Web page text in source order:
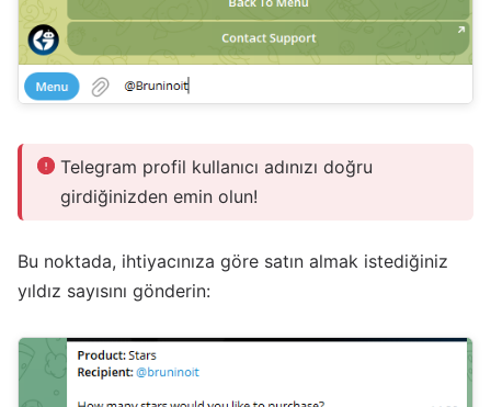
Telegram profil kullanıcı adınızı doğru
girdiğinizden emin olun!
Bu noktada, ihtiyacınıza göre satın almak istediğiniz
yıldız sayısını gönderin: